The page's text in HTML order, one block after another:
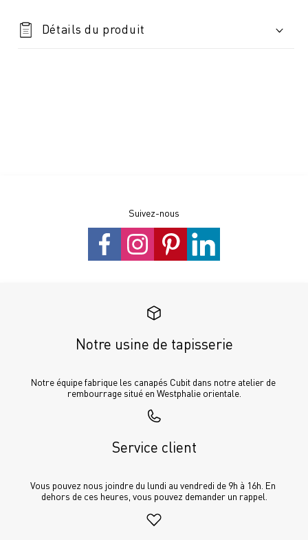
Détails du produit
Suivez-nous
Notre usine de tapisserie
Notre équipe fabrique les canapés Cubit dans notre atelier de
rembourrage situé en Westphalie orientale.
Service client
Vous pouvez nous joindre du lundi au vendredi de 9h à 16h. En
dehors de ces heures, vous pouvez demander un rappel.